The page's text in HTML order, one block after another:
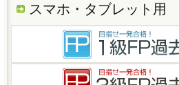
スマホ・タブレット用